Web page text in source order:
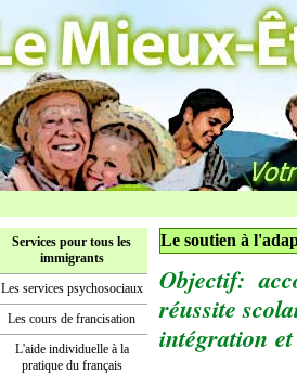
Services pour tous les
immigrants
Les services psychosociaux
Les cours de francisation
L'aide individuelle à la
pratique du français
Le soutien à
Objectif:
réussite
intégration